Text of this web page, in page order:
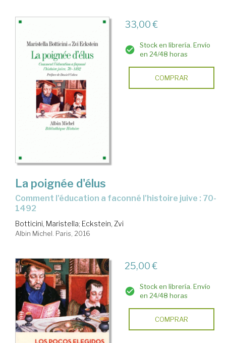
33,00 €
Stock en librería. Envío
en 24/48 horas
COMPRAR
La poignée d'élus
comment l'éducation a faconné l'histoire juive : 70-
1492
Botticini, Maristella; Eckstein, Zvi
Albin Michel. Paris, 2016
25,00 €
Stock en librería. Envío
en 24/48 horas
COMPRAR